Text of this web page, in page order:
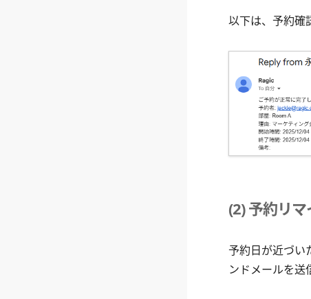
以下は、予約確
(2) 予約リ
予約日が近づい
ンドメールを送